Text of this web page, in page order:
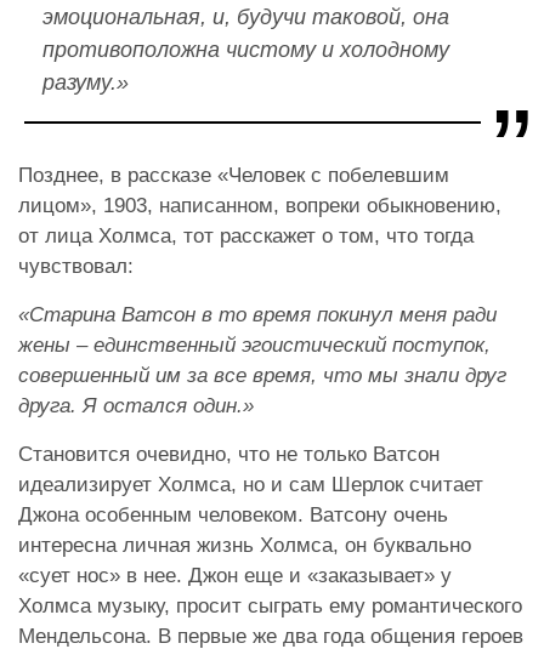
эмоциональная, и, будучи таковой, она
противоположна чистому и холодному
разуму.»
Позднее, в рассказе «Человек с побелевшим
лицом», 1903, написанном, вопреки обыкновению,
от лица Холмса, тот расскажет о том, что тогда
чувствовал:
«Старина Ватсон в то время покинул меня ради
жены – единственный эгоистический поступок,
совершенный им за все время, что мы знали друг
друга. Я остался один.»
Становится очевидно, что не только Ватсон
идеализирует Холмса, но и сам Шерлок считает
Джона особенным человеком. Ватсону очень
интересна личная жизнь Холмса, он буквально
«сует нос» в нее. Джон еще и «заказывает» у
Холмса музыку, просит сыграть ему романтического
Мендельсона. В первые же два года общения героев